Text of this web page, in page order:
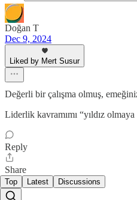
Doğan T
Dec 9, 2024
Liked by Mert Susur
Değerli bir çalışma olmuş,
Liderlik kavramımı “yıldız
Reply
Share
Top Latest Discussions